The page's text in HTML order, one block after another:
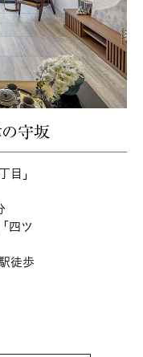
の守坂
目」
四ツ
徒歩